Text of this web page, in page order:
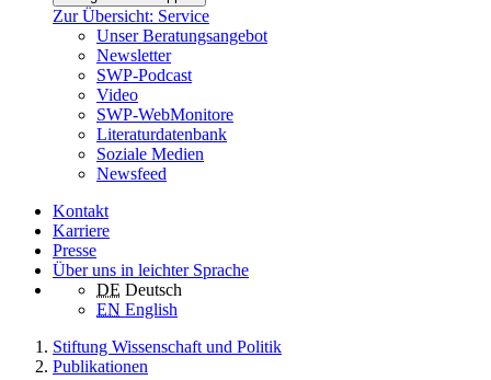
Zur Übersicht: Service
Unser Beratungsangebot
Newsletter
SWP-Podcast
Video
SWP-WebMonitore
Literaturdatenbank
Soziale Medien
Newsfeed
Kontakt
Karriere
Presse
Über uns in leichter Sprache
DE Deutsch
EN English
Stiftung Wissenschaft und Politik
Publikationen